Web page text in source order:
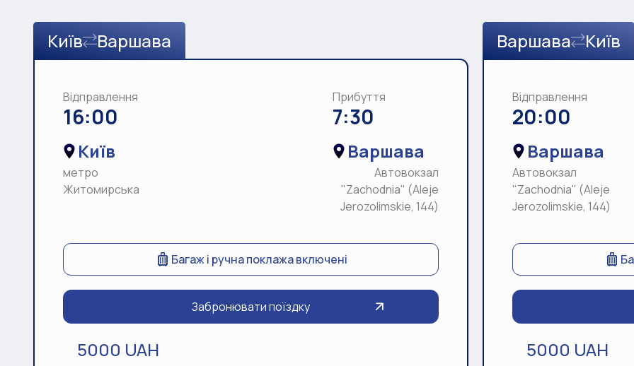
Київ Варшава
Відправлення
16:00
Київ
метро
Житомирська
Прибуття
7:30
Варшава
Автовокзал
"Zachodnia" (Aleje
Jerozolimskie, 144)
Багаж і ручна поклажа включені
Забронювати поїздку
5000 UAH
Варшава Київ
Відправлення
20:00
Варшава
Автовокзал
"Zachodnia" (Aleje
Jerozolimskie, 144)
5000 UAH